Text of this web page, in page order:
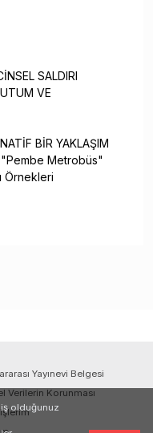
SALDIRI
VE
BİR YAKLAŞIM
"Pembe Metrobüs"
Örnekleri
Yayınevi Belgesi
Verilerin Korunması
olduğunuz